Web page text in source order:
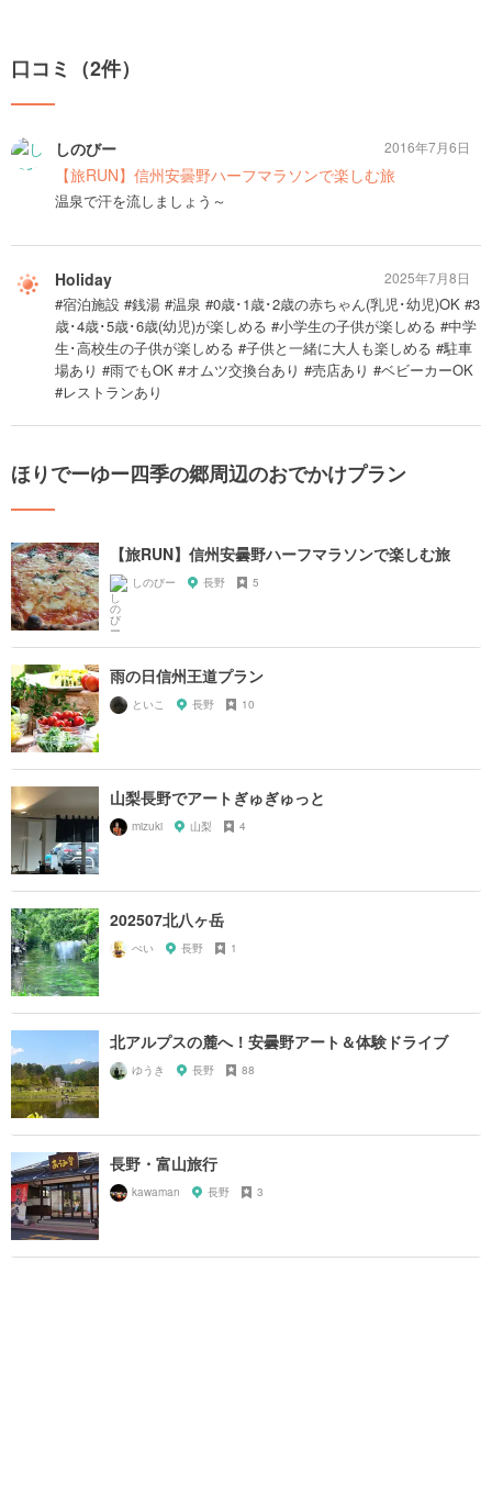
口コミ（2件）
しのびー
【旅RUN】信州安曇野ハーフマラソンで楽しむ旅
温泉で汗を流しましょう～
2016年7月6日
Holiday
#宿泊施設 #銭湯 #温泉 #0歳･1歳･2歳の赤ちゃん(乳児･幼児)OK #3
歳･4歳･5歳･6歳(幼児)が楽しめる #小学生の子供が楽しめる #中学
生･高校生の子供が楽しめる #子供と一緒に大人も楽しめる #駐車
場あり #雨でもOK #オムツ交換台あり #売店あり #ベビーカーOK
#レストランあり
2025年7月8日
ほりでーゆー四季の郷周辺のおでかけプラン
【旅RUN】信州安曇野ハーフマラソンで楽しむ旅
しのびー 長野 5
雨の日信州王道プラン
といこ 長野 10
山梨長野でアートぎゅぎゅっと
mizuki 山梨 4
202507北八ヶ岳
ぺい 長野 1
北アルプスの麓へ！安曇野アート＆体験ドライブ
ゆうき 長野 88
長野・富山旅行
kawaman 長野 3